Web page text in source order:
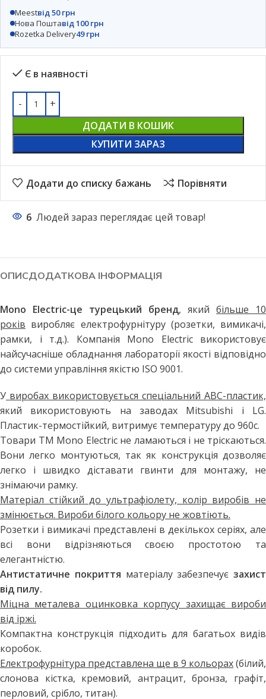
Meestвід 50 грн
Нова Поштавід 100 грн
Rozetka Delivery49 грн
Є в наявності
ДОДАТИ В КОШИК
КУПИТИ ЗАРАЗ
Додати до списку бажань Порівняти
6 Людей зараз переглядає цей товар!
ОПИСДОДАТКОВА ІНФОРМАЦІЯ
Mono Electric-це турецький бренд, який більше 10
років виробляє електрофурнітуру (розетки, вимикачі,
рамки, і т.д.). Компанія Mono Electric використовує
найсучасніше обладнання лабораторії якості відповідно
до системи управління якістю ISO 9001.
У виробах використовується спеціальний АВС-пластик,
який використовують на заводах Mitsubishi і LG.
Пластик-термостійкий, витримує температуру до 960с.
Товари ТМ Mono Electric не ламаються і не тріскаються.
Вони легко монтуються, так як конструкція дозволяє
легко і швидко діставати гвинти для монтажу, не
знімаючи рамку.
Матеріал стійкий до ультрафіолету, колір виробів не
змінюється. Вироби білого кольору не жовтіють.
Розетки і вимикачі представлені в декількох серіях, але
всі вони відрізняються своєю простотою та
елегантністю.
Антистатичне покриття матеріалу забезпечує захист
від пилу.
Міцна металева оцинковка корпусу захищає вироби
від іржі.
Компактна конструкція підходить для багатьох видів
коробок.
Електрофурнітура представлена ще в 9 кольорах(білий,
слонова кістка, кремовий, антрацит, бронза, графіт,
перловий, срібло, титан).